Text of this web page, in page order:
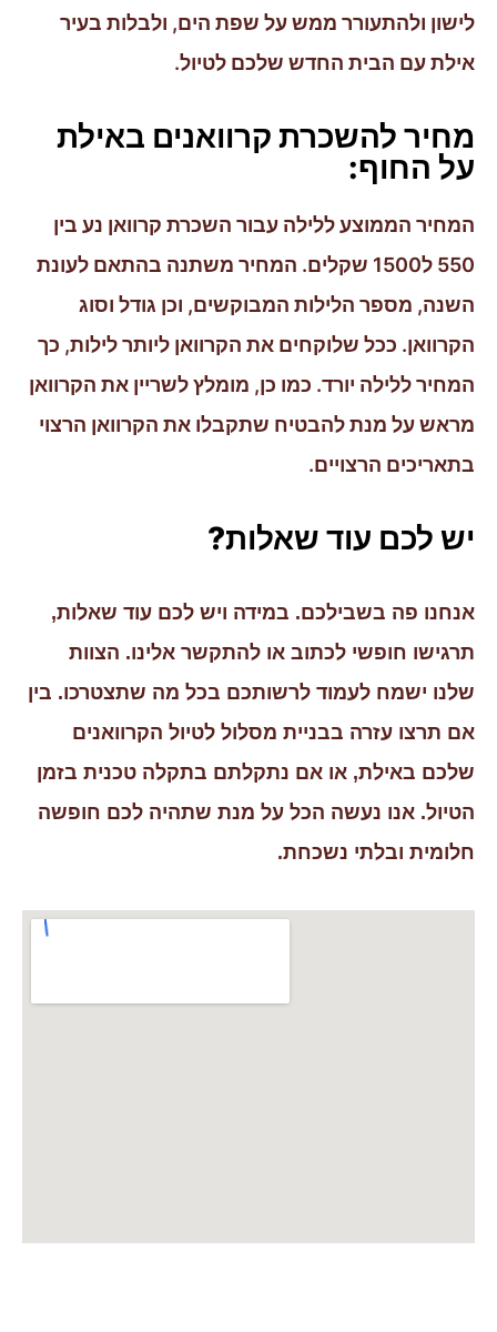
לישון ולהתעורר ממש על שפת הים, ולבלות בעיר
אילת עם הבית החדש שלכם לטיול.
מחיר להשכרת קרוואנים באילת
על החוף:
המחיר הממוצע ללילה עבור השכרת קרוואן נע בין
550 ל1500 שקלים. המחיר משתנה בהתאם לעונת
השנה, מספר הלילות המבוקשים, וכן גודל וסוג
הקרוואן. ככל שלוקחים את הקרוואן ליותר לילות, כך
המחיר ללילה יורד. כמו כן, מומלץ לשריין את הקרוואן
מראש על מנת להבטיח שתקבלו את הקרוואן הרצוי
בתאריכים הרצויים.
יש לכם עוד שאלות?
אנחנו פה בשבילכם. במידה ויש לכם עוד שאלות,
תרגישו חופשי לכתוב או להתקשר אלינו. הצוות
שלנו ישמח לעמוד לרשותכם בכל מה שתצטרכו. בין
אם תרצו עזרה בבניית מסלול לטיול הקרוואנים
שלכם באילת, או אם נתקלתם בתקלה טכנית בזמן
הטיול. אנו נעשה הכל על מנת שתהיה לכם חופשה
חלומית ובלתי נשכחת.